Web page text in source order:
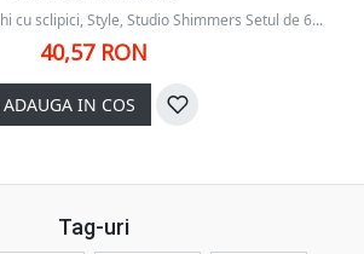
cu sclipici, Style, Studio Shimmers Setul de 6...
40,57 RON
ADAUGA IN COS
Tag-uri